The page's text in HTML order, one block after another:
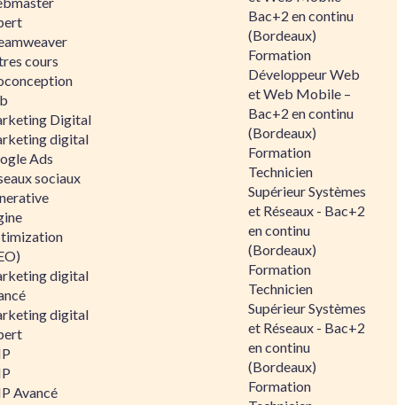
cours
Digital
digital
Ads
sociaux
digital
digital
Avancé
Bac+2 en continu
(Bordeaux)
Formation
Développeur Web
et Web Mobile –
Bac+2 en continu
(Bordeaux)
Formation
Technicien
Supérieur Systèmes
et Réseaux - Bac+2
en continu
(Bordeaux)
Formation
Technicien
Supérieur Systèmes
et Réseaux - Bac+2
en continu
(Bordeaux)
Formation